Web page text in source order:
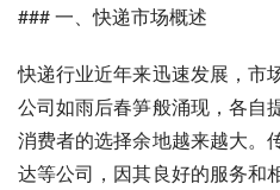
### 一、快递市场概述
快递行业近年来迅速发展，市
公司如雨后春笋般涌现，各自
消费者的选择余地越来越大。
达等公司，因其良好的服务和